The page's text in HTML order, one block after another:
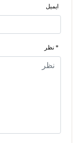
ایمیل
* نظر